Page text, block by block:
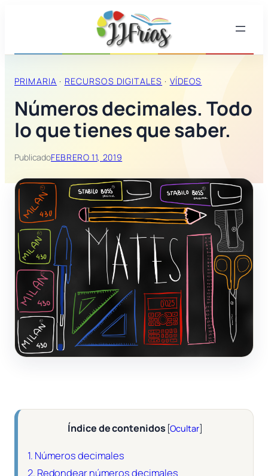
PRIMARIA · RECURSOS DIGITALES · VÍDEOS
Números decimales. Todo
lo que tienes que saber.
PublicadoFEBRERO 11, 2019
Índice de contenidos [Ocultar]
1. Números decimales
2. Redondear números decimales